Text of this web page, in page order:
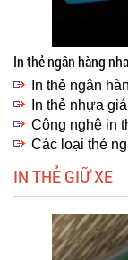
In thẻ ngân hàng
In thẻ ngân
In thẻ nhựa
Công nghệ in
Các loại thẻ
IN THẺ GIỮ XE